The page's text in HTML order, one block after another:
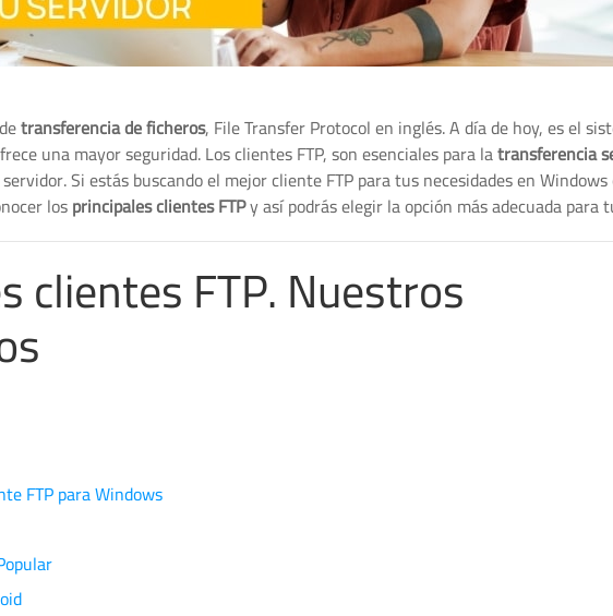
transferencia de ficheros, File Transfer Protocol en inglés. A día de hoy, es el
una mayor seguridad. Los clientes FTP, son esenciales para latransferencia
Si estás buscando el mejor cliente FTP para tus necesidades en
losprincipales clientes FTPy así podrás elegir la opción más adecuada para
clientes FTP. Nuestros
FTP para Windows